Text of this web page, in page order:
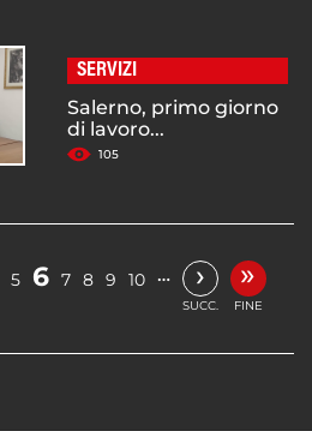
SERVIZI
Salerno, primo giorno
di lavoro...
105
5 6 7 8 9 10 … ›
SUCC.
»
FINE